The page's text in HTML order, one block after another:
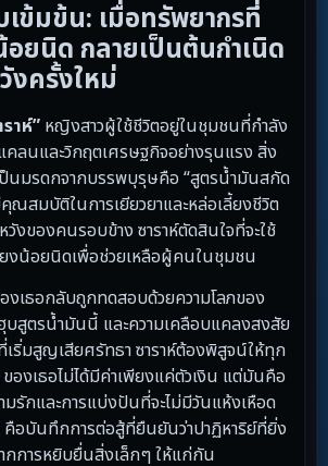
เข้มข้น: เมื่อทรัพยากรที่
อยนิด กลายเป็นต้นกำเนิด
งครั้งใหม่
ราห์” หญิงสาวผู้ใช้ชีวิตอยู่ในชุมชนที่กำลัง
คลนและวิกฤตเศรษฐกิจอย่างรุนแรง สิ่ง
ป็นมรดกจากบรรพบุรุษคือ “สูตรน้ำมันสกัด
ณสมบัติในการเยียวยาและหล่อเลี้ยงชีวิต
งของคนรอบข้าง ซาราห์ตัดสินใจที่จะใช้
งน้อยนิดเพื่อช่วยเหลือผู้คนในชุมชน
งเธอกลับถูกทดสอบด้วยความโลภของ
สูตรน้ำมันนี้ และความเคลือบแคลงสงสัย
ริ่มสูญเสียศรัทธา ซาราห์ต้องพิสูจน์ให้ทุก
องเธอไม่ได้มีค่าเพียงแค่ตัวเงิน แต่มันคือ
กและการแบ่งปันที่จะไม่มีวันแห้งเหือด
คือบันทึกการต่อสู้ที่ยืนยันว่าปาฏิหาริย์ที่ยิ่ง
การหยิบยื่นสิ่งเล็กๆ ให้แก่กัน